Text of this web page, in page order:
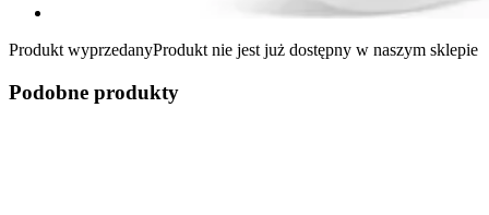
Produkt wyprzedanyProdukt nie jest już dostępny w naszym sklepie
Podobne produkty